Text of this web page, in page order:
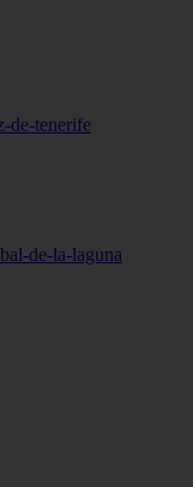
de-tenerife
de-la-laguna